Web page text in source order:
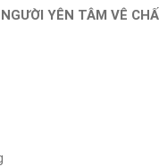
YÊN TÂM VÊ